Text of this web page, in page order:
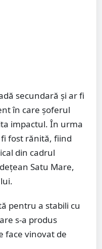
secundară și ar fi
în care șoferul
impactul. În urma
fost rănită, fiind
din cadrul
Satu Mare,
pentru a stabili cu
s-a produs
face vinovat de